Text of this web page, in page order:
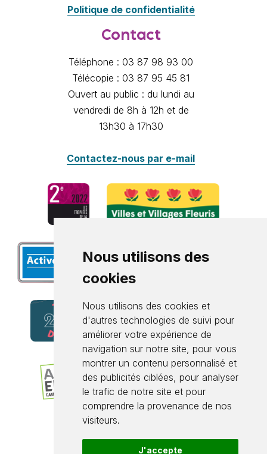
Nous utilisons des
cookies
Nous utilisons des cookies et
d'autres technologies de suivi pour
améliorer votre expérience de
navigation sur notre site, pour vous
montrer un contenu personnalisé et
des publicités ciblées, pour analyser
le trafic de notre site et pour
comprendre la provenance de nos
visiteurs.
J'accepte
Politique de confidentialité
Contact
Téléphone : 03 87 98 93 00
Télécopie : 03 87 95 45 81
Ouvert au public : du lundi au
vendredi de 8h à 12h et de
13h30 à 17h30
Contactez-nous par e-mail